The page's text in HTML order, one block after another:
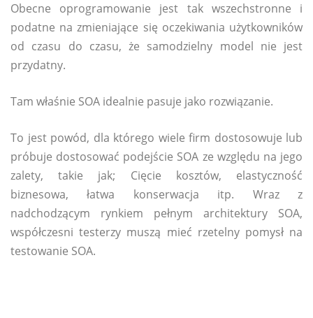
Obecne oprogramowanie jest tak wszechstronne i
podatne na zmieniające się oczekiwania użytkowników
od czasu do czasu, że samodzielny model nie jest
przydatny.
Tam właśnie SOA idealnie pasuje jako rozwiązanie.
To jest powód, dla którego wiele firm dostosowuje lub
próbuje dostosować podejście SOA ze względu na jego
zalety, takie jak; Cięcie kosztów, elastyczność
biznesowa, łatwa konserwacja itp. Wraz z
nadchodzącym rynkiem pełnym architektury SOA,
współczesni testerzy muszą mieć rzetelny pomysł na
testowanie SOA.